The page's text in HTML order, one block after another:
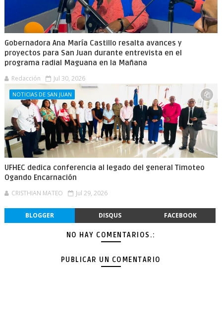
Gobernadora Ana María Castillo resalta avances y
proyectos para San Juan durante entrevista en el
programa radial Maguana en la Mañana
Redacción Jul 30, 2026
NOTICIAS DE SAN JUAN
UFHEC dedica conferencia al legado del general Timoteo
Ogando Encarnación
CRISTHIAN MATEO Jul 29, 2026
BLOGGER DISQUS FACEBOOK
NO HAY COMENTARIOS.:
PUBLICAR UN COMENTARIO